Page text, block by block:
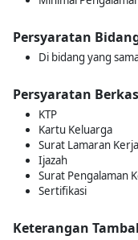
Persyaratan
Di bidang yang
Persyaratan
KTP
Kartu Keluarga
Surat Lamaran Kerja
Ijazah
Surat Pengalaman
Sertifikasi
Keterangan